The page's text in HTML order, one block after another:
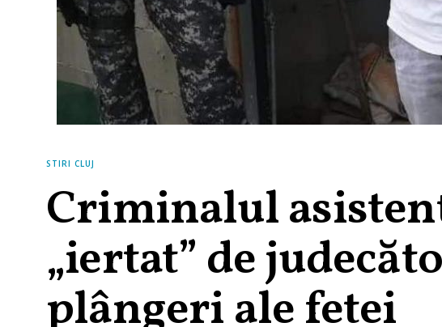
STIRI CLUJ
Criminalul
„iertat” de
plângeri ale fetei